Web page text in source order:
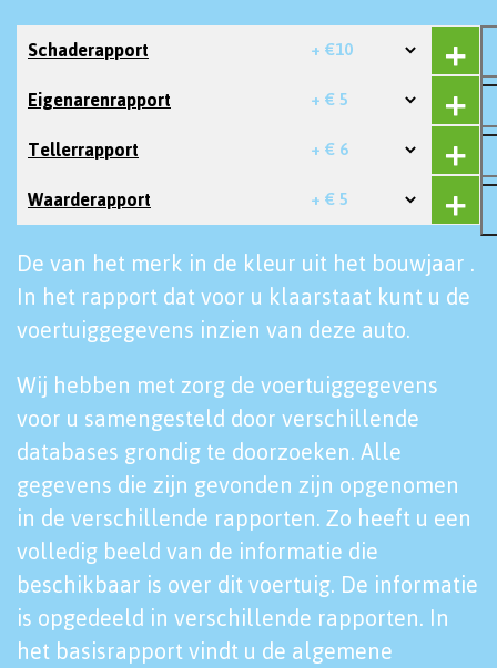
Schaderapport + €10
Eigenarenrapport + € 5
Tellerrapport + € 6
Waarderapport + € 5
De van het merk in de kleur uit het bouwjaar .
In het rapport dat voor u klaarstaat kunt u de
voertuiggegevens inzien van deze auto.
Wij hebben met zorg de voertuiggegevens
voor u samengesteld door verschillende
databases grondig te doorzoeken. Alle
gegevens die zijn gevonden zijn opgenomen
in de verschillende rapporten. Zo heeft u een
volledig beeld van de informatie die
beschikbaar is over dit voertuig. De informatie
is opgedeeld in verschillende rapporten. In
het basisrapport vindt u de algemene